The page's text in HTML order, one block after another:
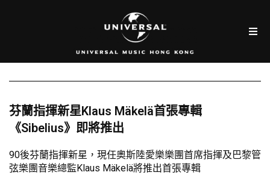
芬蘭指揮新星Klaus Mäkelä首張專輯
《Sibelius》即將推出
90後芬蘭指揮新星，現任奧斯陸愛樂樂團首席指揮及巴黎管
弦樂團音樂總監Klaus Mäkelä將推出首張專輯